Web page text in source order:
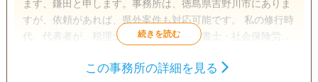
ます、鎌田と申します。事務所は、徳島県吉野川市にありま
すが、依頼があれば、県外案件も対応可能です。 私の修行時
代、代表者が、税理士・司法書士・行政書士・社会保険労務
た。 その際に、不動産に関する手続き全般、税金のについて
遺産分割
この事務所の詳細を見る